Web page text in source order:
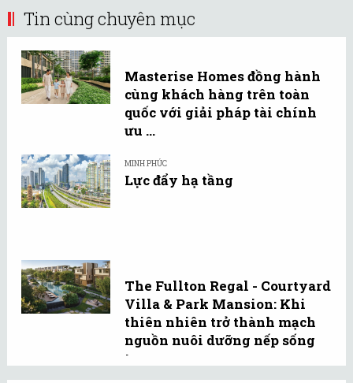
Tin cùng chuyên mục
Masterise Homes đồng hành
cùng khách hàng trên toàn
quốc với giải pháp tài chính
ưu ...
MINH PHÚC
Lực đẩy hạ tầng
The Fullton Regal - Courtyard
Villa & Park Mansion: Khi
thiên nhiên trở thành mạch
nguồn nuôi dưỡng nếp sống
tự ...